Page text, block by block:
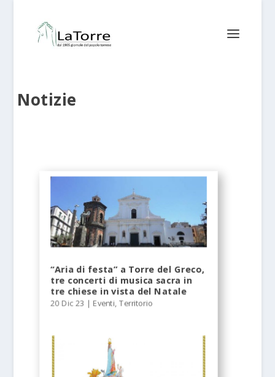
Notizie
“Aria di festa” a Torre del Greco,
tre concerti di musica sacra in
tre chiese in vista del Natale
20 Dic 23 | Eventi,Territorio